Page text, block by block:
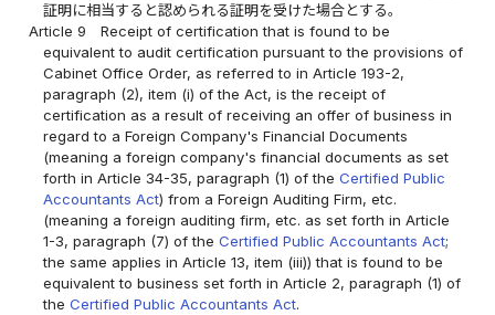
証明に相当すると認められる証明を受けた場合とする。
Article 9
Receipt of certification that is found to be
equivalent to audit certification pursuant to the provisions of
Cabinet Office Order, as referred to in Article 193-2,
paragraph (2), item (i) of the Act, is the receipt of
certification as a result of receiving an offer of business in
regard to a Foreign Company's Financial Documents
(meaning a foreign company's financial documents as set
forth in Article 34-35, paragraph (1) of theCertified Public
Accountants Act) from a Foreign Auditing Firm, etc.
(meaning a foreign auditing firm, etc. as set forth in Article
1-3, paragraph (7) of theCertified Public Accountants Act;
the same applies in Article 13, item (iii)) that is found to be
equivalent to business set forth in Article 2, paragraph (1) of
theCertified Public Accountants Act.